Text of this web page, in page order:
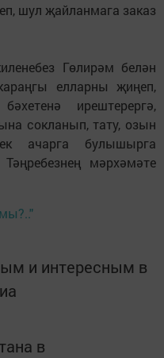
шул җайланмага заказ
Гөлирәм белән
елларны җиңеп,
ирештерергә,
сокланып, тату, озын
ачарга булышырга
мәрхәмәте
и интересным в
в